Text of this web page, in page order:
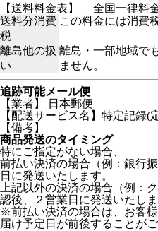
【送料料金表】
全国一律料
送料分消費
税
この料金には消費
離島他の扱
い
離島・一部地域で
ません。
追跡可能メール便
【業者】 日本郵便
【配送サービス名】特定記録(
【備考】
商品発送のタイミング
特にご指定がない場合、
前払い決済の場合（例：銀
日に発送いたします。
上記以外の決済の場合（例
認後、２営業日に発送いたしま
※前払い決済の場合は、お客
届け予定日が前後することがご